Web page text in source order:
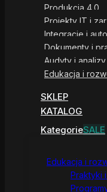
Produkcja 4.0
Projekty IT i
Integracje i
Dokumenty i
Audyty i analizy
Edukacja i
SKLEP
KATALOG
KategorieSALE
Edukacja i
Praktyki